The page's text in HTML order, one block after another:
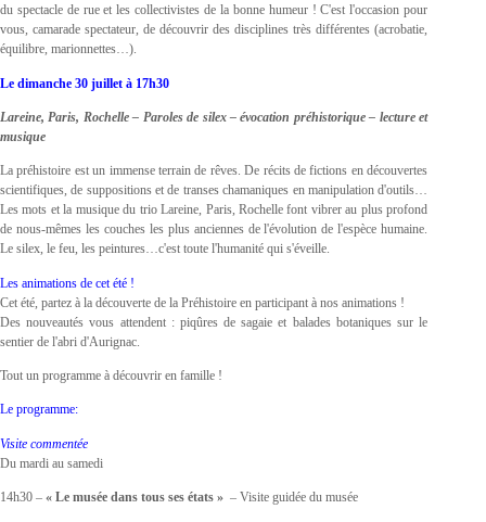
du spectacle de rue et les collectivistes de la bonne humeur ! C'est l'occasion pour
vous, camarade spectateur, de découvrir des disciplines très différentes (acrobatie,
équilibre, marionnettes…).
Le dimanche 30 juillet à 17h30
Lareine, Paris, Rochelle – Paroles de silex – évocation préhistorique – lecture et
musique
La préhistoire est un immense terrain de rêves. De récits de fictions en découvertes
scientifiques, de suppositions et de transes chamaniques en manipulation d'outils…
Les mots et la musique du trio Lareine, Paris, Rochelle font vibrer au plus profond
de nous-mêmes les couches les plus anciennes de l'évolution de l'espèce humaine.
Le silex, le feu, les peintures…c'est toute l'humanité qui s'éveille.
Les animations de cet été !
Cet été, partez à la découverte de la Préhistoire en participant à nos animations !
Des nouveautés vous attendent : piqûres de sagaie et balades botaniques sur le
sentier de l'abri d'Aurignac.
Tout un programme à découvrir en famille !
Le programme:
Visite commentée
Du mardi au samedi
14h30 – « Le musée dans tous ses états » – Visite guidée du musée